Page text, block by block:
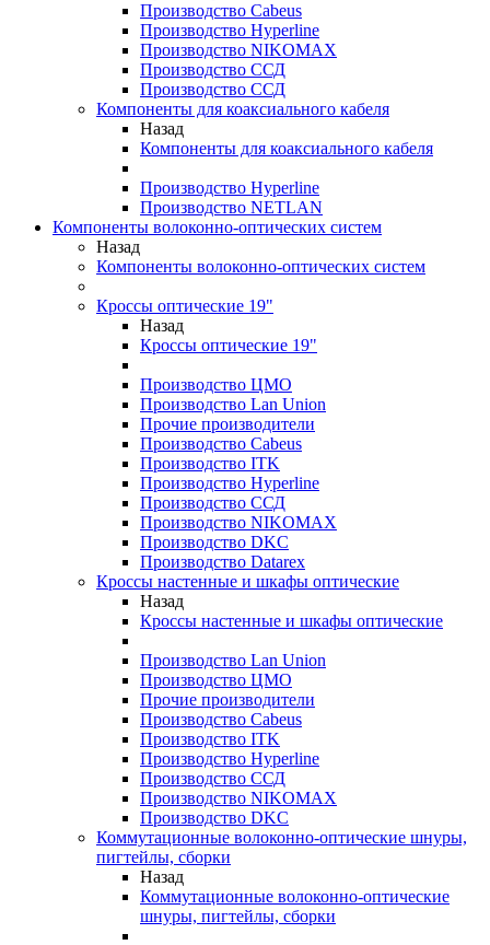
Производство Cabeus
Производство Hyperline
Производство NIKOMAX
Производство ССД
Производство ССД
Компоненты для коаксиального кабеля
Назад
Компоненты для коаксиального кабеля
Производство Hyperline
Производство NETLAN
Компоненты волоконно-оптических систем
Назад
Компоненты волоконно-оптических систем
Кроссы оптические 19"
Назад
Кроссы оптические 19"
Производство ЦМО
Производство Lan Union
Прочие производители
Производство Cabeus
Производство ITK
Производство Hyperline
Производство ССД
Производство NIKOMAX
Производство DKC
Производство Datarex
Кроссы настенные и шкафы оптические
Назад
Кроссы настенные и шкафы оптические
Производство Lan Union
Производство ЦМО
Прочие производители
Производство Cabeus
Производство ITK
Производство Hyperline
Производство ССД
Производство NIKOMAX
Производство DKC
Коммутационные волоконно-оптические шнуры,
пигтейлы, сборки
Назад
Коммутационные волоконно-оптические
шнуры, пигтейлы, сборки